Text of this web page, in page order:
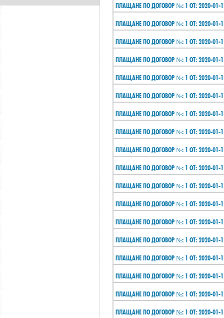
ПЛАЩАНЕ ПО ДОГОВОР №: 1 ОТ: 2020-01-
ПЛАЩАНЕ ПО ДОГОВОР №: 1 ОТ: 2020-01-
ПЛАЩАНЕ ПО ДОГОВОР №: 1 ОТ: 2020-01-
ПЛАЩАНЕ ПО ДОГОВОР №: 1 ОТ: 2020-01-
ПЛАЩАНЕ ПО ДОГОВОР №: 1 ОТ: 2020-01-
ПЛАЩАНЕ ПО ДОГОВОР №: 1 ОТ: 2020-01-
ПЛАЩАНЕ ПО ДОГОВОР №: 1 ОТ: 2020-01-
ПЛАЩАНЕ ПО ДОГОВОР №: 1 ОТ: 2020-01-
ПЛАЩАНЕ ПО ДОГОВОР №: 1 ОТ: 2020-01-
ПЛАЩАНЕ ПО ДОГОВОР №: 1 ОТ: 2020-01-
ПЛАЩАНЕ ПО ДОГОВОР №: 1 ОТ: 2020-01-
ПЛАЩАНЕ ПО ДОГОВОР №: 1 ОТ: 2020-01-
ПЛАЩАНЕ ПО ДОГОВОР №: 1 ОТ: 2020-01-
ПЛАЩАНЕ ПО ДОГОВОР №: 1 ОТ: 2020-01-
ПЛАЩАНЕ ПО ДОГОВОР №: 1 ОТ: 2020-01-
ПЛАЩАНЕ ПО ДОГОВОР №: 1 ОТ: 2020-01-
ПЛАЩАНЕ ПО ДОГОВОР №: 1 ОТ: 2020-01-
ПЛАЩАНЕ ПО ДОГОВОР №: 1 ОТ: 2020-01-